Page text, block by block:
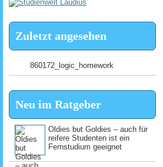
Zuletzt angesehen
860172_logic_homework
Neu im Ratgeber
Oldies but Goldies – auch für
reifere Studenten ist ein
Fernstudium geeignet